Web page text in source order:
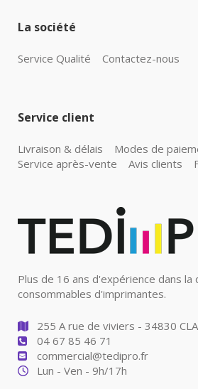
La société
Service Qualité Contactez-nous
Service client
Livraison & délais
Modes de
Service après-vente
Avis clients
Plus de 16 ans d'expérience dans
consommables d'imprimantes.
255 A rue de viviers - 34830
04 67 85 46 71
commercial@tedipro.fr
Lun - Ven - 9h/17h